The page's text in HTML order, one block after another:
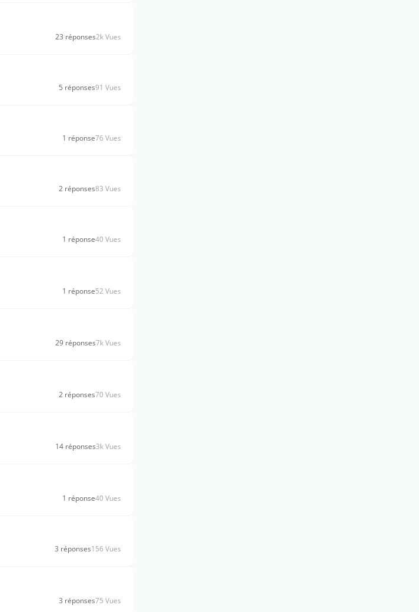
23 réponses2k Vues
5 réponses91 Vues
1 réponse76 Vues
2 réponses83 Vues
1 réponse40 Vues
1 réponse52 Vues
29 réponses7k Vues
2 réponses70 Vues
14 réponses3k Vues
1 réponse40 Vues
3 réponses156 Vues
3 réponses75 Vues